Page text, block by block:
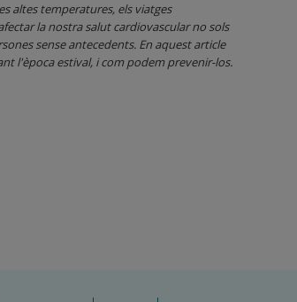
altes temperatures, els viatges
la nostra salut cardiovascular no sols
sense antecedents. En aquest article
l'època estival, i com podem prevenir-los.